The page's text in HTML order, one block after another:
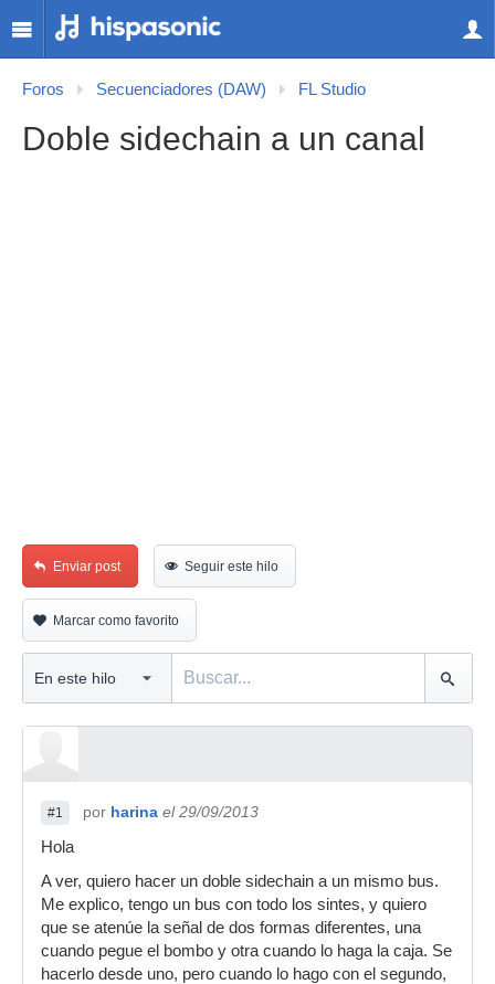
Foros Secuenciadores (DAW) FL Studio
Doble sidechain a un canal
Enviar post Seguir este hilo
Marcar como favorito
#1 por harina el 29/09/2013
Hola
A ver, quiero hacer un doble sidechain a un mismo bus.
Me explico, tengo un bus con todo los sintes, y quiero
que se atenúe la señal de dos formas diferentes, una
cuando pegue el bombo y otra cuando lo haga la caja. Se
hacerlo desde uno, pero cuando lo hago con el segundo,